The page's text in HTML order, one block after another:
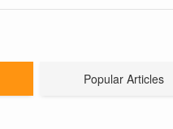
Popular Articles